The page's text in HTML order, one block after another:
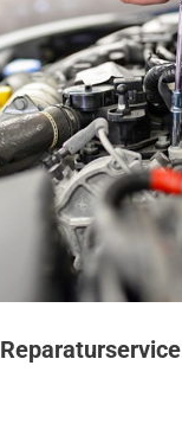
Reparaturservice